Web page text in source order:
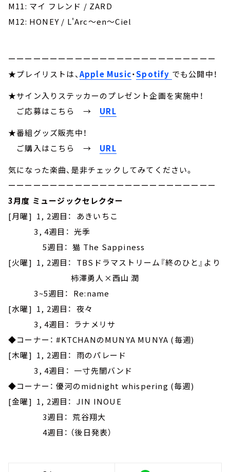
M11: マイ フレンド / ZARD
M12: HONEY / L'Arc～en～Ciel
ーーーーーーーーーーーーーーーーーーーーーーーーー
★プレイリストは、Apple Music・Spotify でも公開中！
★サイン入りステッカーのプレゼント企画を実施中！
ご応募はこちら →
URL
★番組グッズ販売中！
ご購入はこちら → URL
気になった楽曲、是非チェックしてみてください。
ーーーーーーーーーーーーーーーーーーーーーーーーー
3月度 ミュージックセレクター
[月曜] 1, 2週目： あきいちこ
3, 4週目： 光季
5週目： 猫 The Sappiness
[火曜] 1, 2週目： TBSドラマストリーム『終のひと』より
柿澤勇人×西山 潤
3~5週目： Re:name
[水曜] 1, 2週目： 夜々
3, 4週目： ラナメリサ
◆コーナー： #KTCHANのMUNYA MUNYA (毎週)
[木曜] 1, 2週目： 雨のパレード
3, 4週目： 一寸先闇バンド
◆コーナー： 優河のmidnight whispering (毎週)
[金曜] 1, 2週目： JIN INOUE
3週目： 荒谷翔大
4週目： （後日発表）